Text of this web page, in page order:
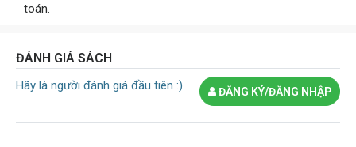
toán.
ĐÁNH GIÁ SÁCH
Hãy là người đánh giá đầu tiên :) ĐĂNG KÝ/ĐĂNG NHẬP